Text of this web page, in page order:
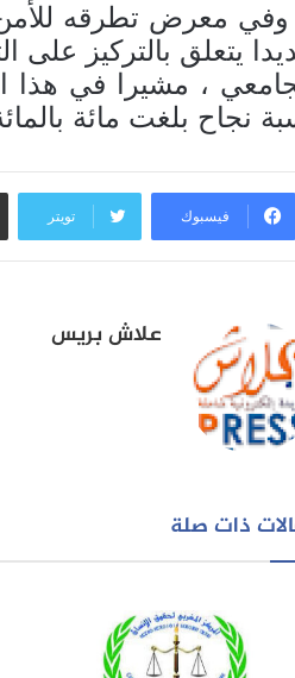
معرض تطرقه للأمن
يتعلق بالتركيز على
، مشيرا في
نجاح بلغت مائة
فيسبوك تويتر
علاش بريس
ذات صلة